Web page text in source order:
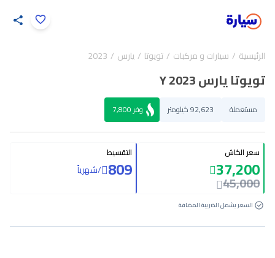
الرئيسية سيارات و مركبات تويوتا يارس 2023
تويوتا يارس Y 2023
مستعملة 92,623 كيلومتر وفر7,800
سعر الكاش
37,200
45,000
التقسيط
809
/شهرياً
السعر يشمل الضريبة المضافة